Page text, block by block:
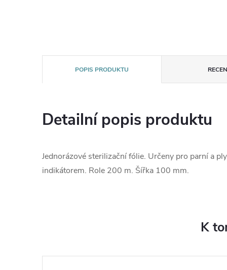
POPIS PRODUKTU
Detailní popis produktu
Jednorázové sterilizační fólie. Určeny pro parní a
indikátorem. Role 200 m. Šířka 100 mm.
K